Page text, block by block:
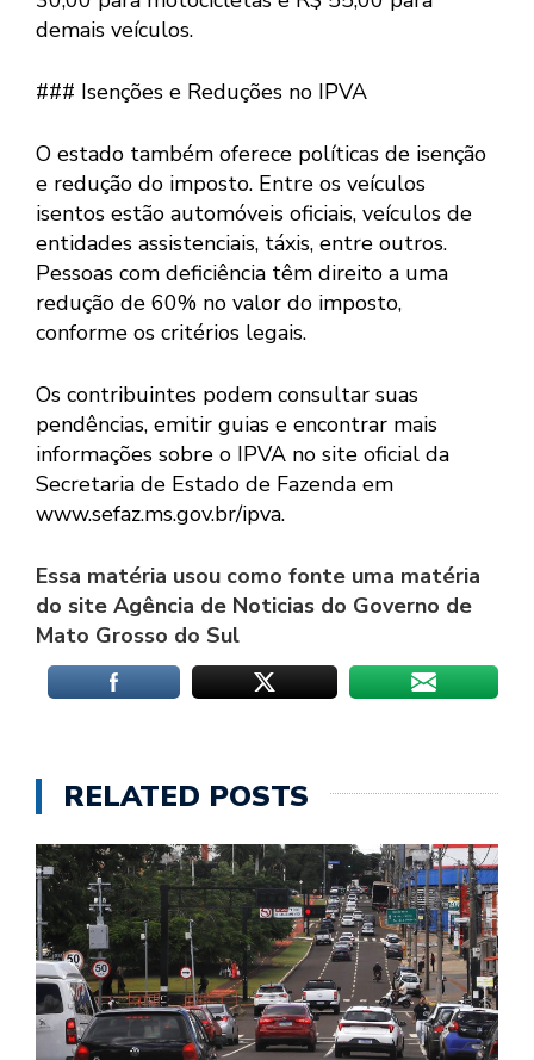
demais veículos.
### Isenções e Reduções no IPVA
O estado também oferece políticas de isenção
e redução do imposto. Entre os veículos
isentos estão automóveis oficiais, veículos de
entidades assistenciais, táxis, entre outros.
Pessoas com deficiência têm direito a uma
redução de 60% no valor do imposto,
conforme os critérios legais.
Os contribuintes podem consultar suas
pendências, emitir guias e encontrar mais
informações sobre o IPVA no site oficial da
Secretaria de Estado de Fazenda em
www.sefaz.ms.gov.br/ipva.
Essa matéria usou como fonte uma matéria
do site Agência de Noticias do Governo de
Mato Grosso do Sul
RELATED POSTS